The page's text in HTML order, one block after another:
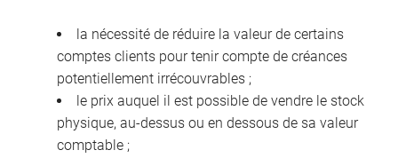
la nécessité de réduire la valeur de certains
comptes clients pour tenir compte de créances
potentiellement irrécouvrables ;
le prix auquel il est possible de vendre le stock
physique, au-dessus ou en dessous de sa valeur
comptable ;